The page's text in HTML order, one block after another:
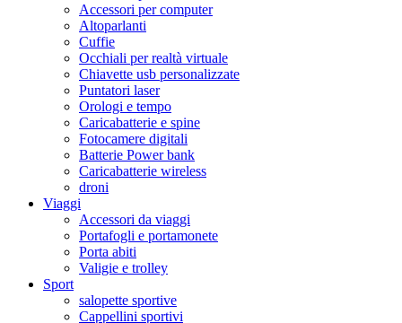
Accessori per computer
Altoparlanti
Cuffie
Occhiali per realtà virtuale
Chiavette usb personalizzate
Puntatori laser
Orologi e tempo
Caricabatterie e spine
Fotocamere digitali
Batterie Power bank
Caricabatterie wireless
droni
Viaggi
Accessori da viaggi
Portafogli e portamonete
Porta abiti
Valigie e trolley
Sport
salopette sportive
Cappellini sportivi